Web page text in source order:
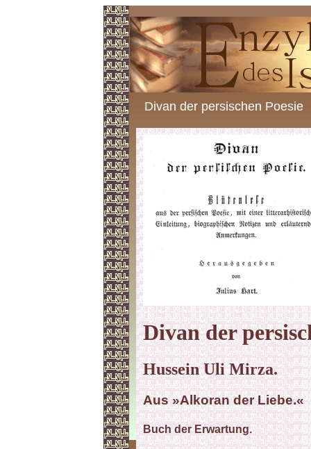
Divan der persischen Poesie
Divan der
Hussein Uli Mirza.
Aus »Alkoran der Liebe.«
Buch der Erwartung.